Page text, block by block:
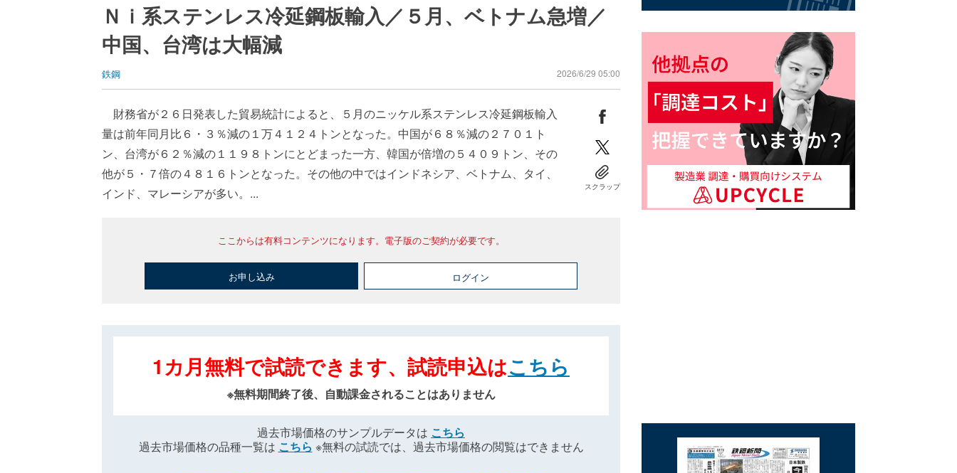
Ｎｉ系ステンレス冷延鋼板輸入／５月、ベトナム急増／
中国、台湾は大幅減
鉄鋼 2026/6/29 05:00
財務省が２６日発表した貿易統計によると、５月のニッケル系ステンレス冷延鋼板輸入
量は前年同月比６・３％減の１万４１２４トンとなった。中国が６８％減の２７０１ト
ン、台湾が６２％減の１１９８トンにとどまった一方、韓国が倍増の５４０９トン、その
他が５・７倍の４８１６トンとなった。その他の中ではインドネシア、ベトナム、タイ、
インド、マレーシアが多い。...
スクラップ
ここからは有料コンテンツになります。電子版のご契約が必要です。
お申し込み ログイン
1カ月無料で試読できます、試読申込はこちら
※無料期間終了後、自動課金されることはありません
過去市場価格のサンプルデータは こちら
過去市場価格の品種一覧は こちら ※無料の試読では、過去市場価格の閲覧はできません